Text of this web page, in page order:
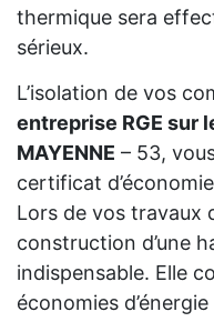
thermique sera
sérieux.
L’isolation de vos
entreprise RGE sur
MAYENNE – 53,
certificat
Lors de vos travaux
construction d’une
indispensable. Elle
économies